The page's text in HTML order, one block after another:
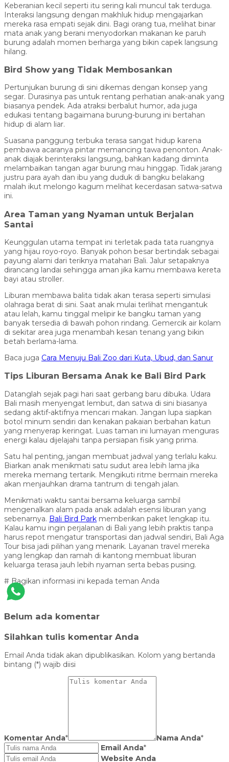
Keberanian kecil seperti itu sering kali muncul tak terduga.
Interaksi langsung dengan makhluk hidup mengajarkan
mereka rasa empati sejak dini. Bagi orang tua, melihat binar
mata anak yang berani menyodorkan makanan ke paruh
burung adalah momen berharga yang bikin capek langsung
hilang.
Bird Show yang Tidak Membosankan
Pertunjukan burung di sini dikemas dengan konsep yang
segar. Durasinya pas untuk rentang perhatian anak-anak yang
biasanya pendek. Ada atraksi berbalut humor, ada juga
edukasi tentang bagaimana burung-burung ini bertahan
hidup di alam liar.
Suasana panggung terbuka terasa sangat hidup karena
pembawa acaranya pintar memancing tawa penonton. Anak-
anak diajak berinteraksi langsung, bahkan kadang diminta
melambaikan tangan agar burung mau hinggap. Tidak jarang
justru para ayah dan ibu yang duduk di bangku belakang
malah ikut melongo kagum melihat kecerdasan satwa-satwa
ini.
Area Taman yang Nyaman untuk Berjalan
Santai
Keunggulan utama tempat ini terletak pada tata ruangnya
yang hijau royo-royo. Banyak pohon besar bertindak sebagai
payung alami dari teriknya matahari Bali. Jalur setapaknya
dirancang landai sehingga aman jika kamu membawa kereta
bayi atau stroller.
Liburan membawa balita tidak akan terasa seperti simulasi
olahraga berat di sini. Saat anak mulai terlihat mengantuk
atau lelah, kamu tinggal melipir ke bangku taman yang
banyak tersedia di bawah pohon rindang. Gemercik air kolam
di sekitar area juga menambah kesan tenang yang bikin
betah berlama-lama.
Baca juga Cara Menuju Bali Zoo dari Kuta, Ubud, dan Sanur
Tips Liburan Bersama Anak ke Bali Bird Park
Datanglah sejak pagi hari saat gerbang baru dibuka. Udara
Bali masih menyengat lembut, dan satwa di sini biasanya
sedang aktif-aktifnya mencari makan. Jangan lupa siapkan
botol minum sendiri dan kenakan pakaian berbahan katun
yang menyerap keringat. Luas taman ini lumayan menguras
energi kalau dijelajahi tanpa persiapan fisik yang prima.
Satu hal penting, jangan membuat jadwal yang terlalu kaku.
Biarkan anak menikmati satu sudut area lebih lama jika
mereka memang tertarik. Mengikuti ritme bermain mereka
akan menjauhkan drama tantrum di tengah jalan.
Menikmati waktu santai bersama keluarga sambil
mengenalkan alam pada anak adalah esensi liburan yang
sebenarnya. Bali Bird Park memberikan paket lengkap itu.
Kalau kamu ingin perjalanan di Bali yang lebih praktis tanpa
harus repot mengatur transportasi dan jadwal sendiri, Bali Aga
Tour bisa jadi pilihan yang menarik. Layanan travel mereka
yang lengkap dan ramah di kantong membuat liburan
keluarga terasa jauh lebih nyaman serta bebas pusing.
# Bagikan informasi ini kepada teman Anda
Belum ada komentar
Silahkan tulis komentar Anda
Email Anda tidak akan dipublikasikan. Kolom yang bertanda
bintang (*) wajib diisi
Komentar Anda* Nama Anda*
Email Anda*
Website Anda